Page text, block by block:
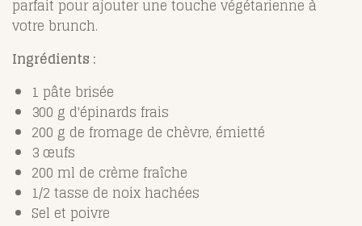
parfait pour ajouter une touche végétarienne à
votre brunch.
Ingrédients :
1 pâte brisée
300 g d'épinards frais
200 g de fromage de chèvre, émietté
3 œufs
200 ml de crème fraîche
1/2 tasse de noix hachées
Sel et poivre